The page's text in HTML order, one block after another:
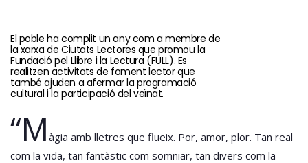
El poble ha complit un any com a membre de
la xarxa de Ciutats Lectores que promou la
Fundació pel Llibre i la Lectura (FULL). Es
realitzen activitats de foment lector que
també ajuden a afermar la programació
cultural i la participació del veïnat.
“M àgia amb lletres que flueix. Por, amor, plor. Tan real
com la vida, tan fantàstic com somniar, tan divers com la